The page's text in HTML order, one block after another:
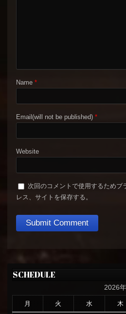
Name *
Email(will not be published) *
Website
次回のコメントで使用するため
レス、サイトを保存する。
SCHEDULE
2026
月 火 水 木